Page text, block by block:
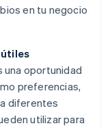
en tu negocio
una oportunidad
preferencias,
diferentes
utilizar para